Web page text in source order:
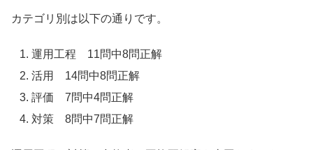
カテゴリ別は以下の通りです。
運用工程 11問中8問正解
活用 14問中8問正解
評価 7問中4問正解
対策 8問中7問正解